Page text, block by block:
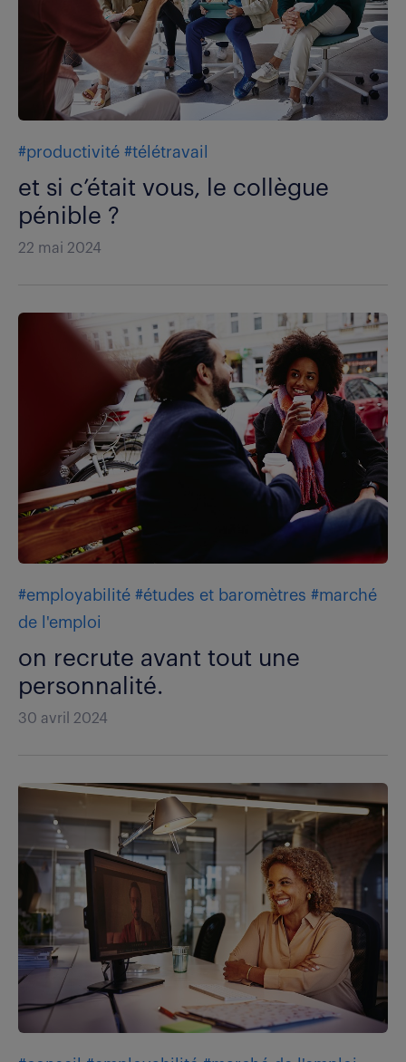
#productivité #télétravail
et si c’était vous, le collègue
pénible ?
22 mai 2024
#employabilité #études et baromètres #marché
de l'emploi
on recrute avant tout une
personnalité.
30 avril 2024